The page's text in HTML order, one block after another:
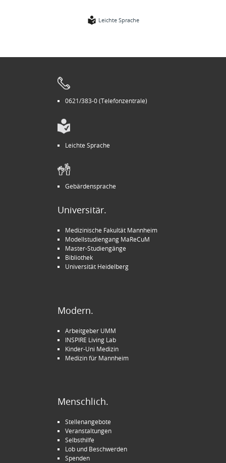
Leichte Sprache
0621/383-0 (Telefonzentrale)
Leichte Sprache
Gebärdensprache
Universitär.
Medizinische Fakultät Mannheim
Modellstudiengang MaReCuM
Master-Studiengänge
Bibliothek
Universität Heidelberg
Modern.
Arbeitgeber UMM
INSPIRE Living Lab
Kinder-Uni Medizin
Medizin für Mannheim
Menschlich.
Stellenangebote
Veranstaltungen
Selbsthilfe
Lob und Beschwerden
Spenden